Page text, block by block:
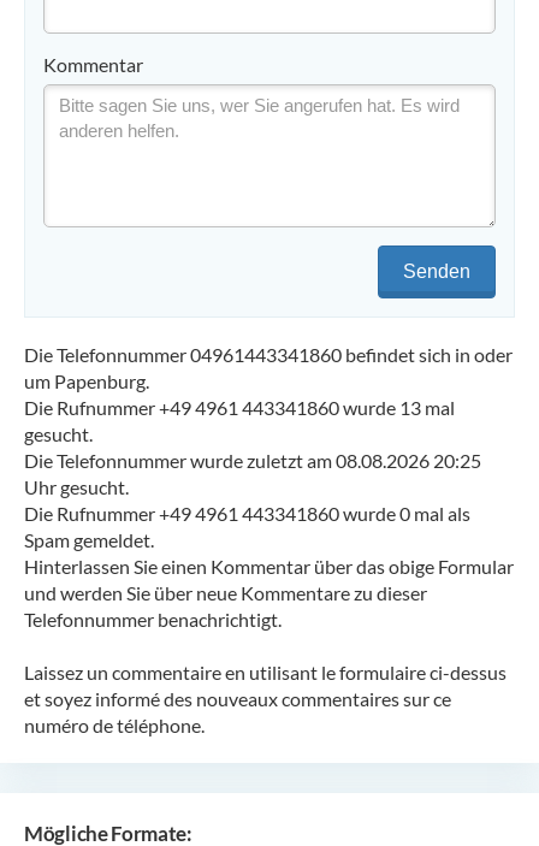
Kommentar
Senden
Die Telefonnummer 04961443341860 befindet sich in oder
um Papenburg.
Die Rufnummer +49 4961 443341860 wurde 13 mal
gesucht.
Die Telefonnummer wurde zuletzt am 08.08.2026 20:25
Uhr gesucht.
Die Rufnummer +49 4961 443341860 wurde 0 mal als
Spam gemeldet.
Hinterlassen Sie einen Kommentar über das obige Formular
und werden Sie über neue Kommentare zu dieser
Telefonnummer benachrichtigt.
Laissez un commentaire en utilisant le formulaire ci-dessus
et soyez informé des nouveaux commentaires sur ce
numéro de téléphone.
Mögliche Formate: